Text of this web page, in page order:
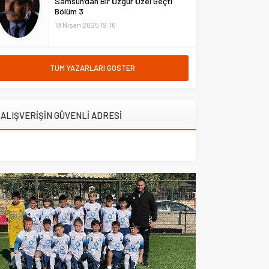
Bölüm 3
18 Nisan 2025 19:16
TÜM YAZARLARI GÖSTER
ALIŞVERİŞİN GÜVENLİ ADRESİ